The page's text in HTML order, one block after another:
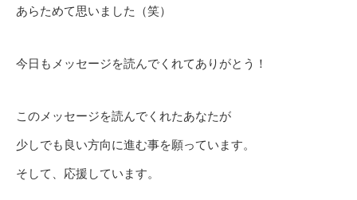
あらためて思いました（笑）
今日もメッセージを読んでくれてありがとう！
このメッセージを読んでくれたあなたが
少しでも良い方向に進む事を願っています。
そして、応援しています。